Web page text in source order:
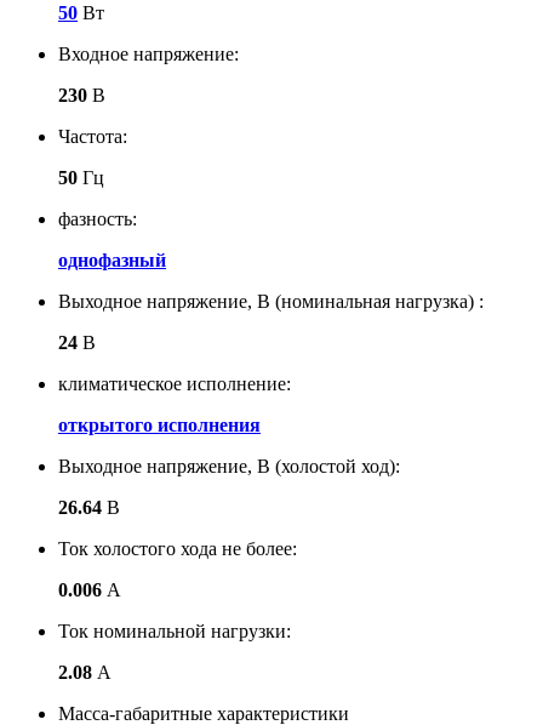
50 Вт
Входное напряжение:
230 В
Частота:
50 Гц
фазность:
однофазный
Выходное напряжение, В (номинальная нагрузка) :
24 В
климатическое исполнение:
открытого исполнения
Выходное напряжение, В (холостой ход):
26.64 В
Ток холостого хода не более:
0.006 А
Ток номинальной нагрузки:
2.08 А
Масса-габаритные характеристики